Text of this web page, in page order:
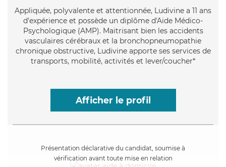
Appliquée, polyvalente et attentionnée, Ludivine a 11 ans
d'expérience et possède un diplôme d'Aide Médico-
Psychologique (AMP). Maitrisant bien les accidents
vasculaires cérébraux et la bronchopneumopathie
chronique obstructive, Ludivine apporte ses services de
transports, mobilité, activités et lever/coucher*
Afficher le profil
Présentation déclarative du candidat, soumise à
vérification avant toute mise en relation